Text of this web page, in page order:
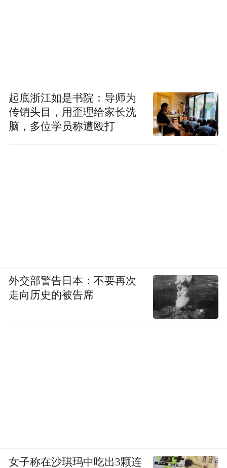
起底浙江如是书院：导师为
传销头目，用歪理给家长洗
脑，多位学员称遭殴打
外交部警告日本：不要再次
走向历史的被告席
女子称在沙琪玛中吃出3颗连